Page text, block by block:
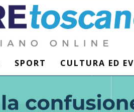
SPORT CULTURA ED